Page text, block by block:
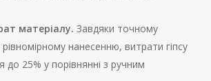
матеріалу. Завдяки точному
нанесенню, витрати гіпсу
25% у порівнянні з ручним